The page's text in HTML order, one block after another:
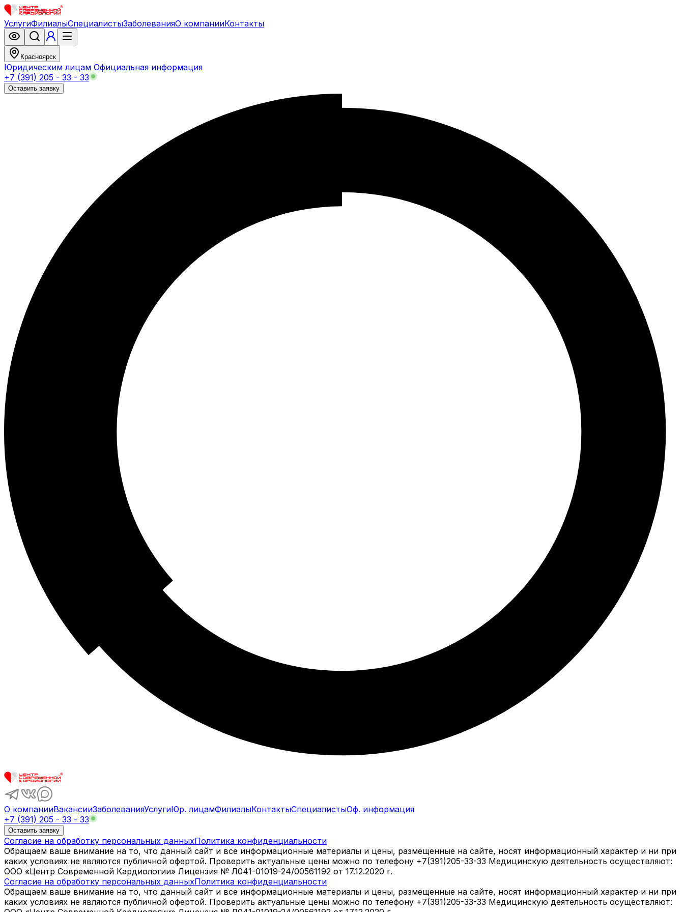
УслугиФилиалыСпециалистыЗаболеванияО компанииКонтакты
Красноярск
Юридическим лицам Официальная информация
+7 (391) 205 - 33 - 33
Оставить заявку
О компанииВакансииЗаболеванияУслугиЮр. лицамФилиалыКонтактыСпециалистыОф. информация
+7 (391) 205 - 33 - 33
Оставить заявку
Согласие на обработку персональных данныхПолитика конфиденциальности
Обращаем ваше внимание на то, что данный сайт и все информационные материалы и цены, размещенные на сайте, носят информационный характер и ни при
каких условиях не являются публичной офертой. Проверить актуальные цены можно по телефону +7(391)205-33-33 Медицинскую деятельность осуществляют:
ООО «Центр Современной Кардиологии» Лицензия № Л041-01019-24/00561192 от 17.12.2020 г.
Согласие на обработку персональных данныхПолитика конфиденциальности
Обращаем ваше внимание на то, что данный сайт и все информационные материалы и цены, размещенные на сайте, носят информационный характер и ни при
каких условиях не являются публичной офертой. Проверить актуальные цены можно по телефону +7(391)205-33-33 Медицинскую деятельность осуществляют: